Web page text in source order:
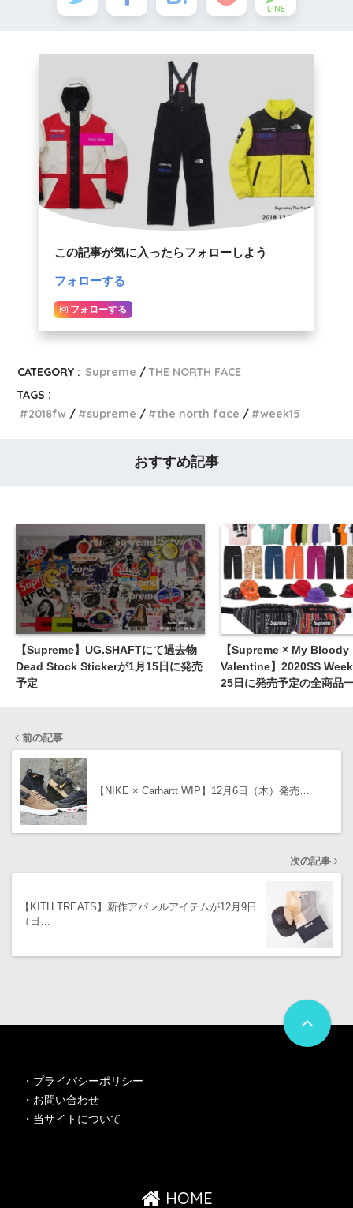
LINE
この記事が気に入ったらフォローしよう
フォローする
フォローする
CATEGORY : Supreme
THE NORTH FACE
TAGS :
2018fw
supreme the north face week15
おすすめ記事
【Supreme】UG.SHAFTにて過去物
Dead Stock Stickerが1月15日に発売
予定
【Supreme × My Bloody
Valentine】2020SS
25日に発売予定の全商品
前の記事
【NIKE × Carhartt WIP】12月6日（木）発売…
次の記事
【KITH TREATS】新作アパレルアイテムが12月9日
（日…
・ プライバシーポリシー
・ お問い合わせ
・ 当サイトについて
HOME